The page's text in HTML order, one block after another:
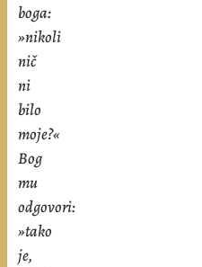
boga:
»nikoli
nič
ni
bilo
moje?«
Bog
mu
odgovori:
»tako
je,